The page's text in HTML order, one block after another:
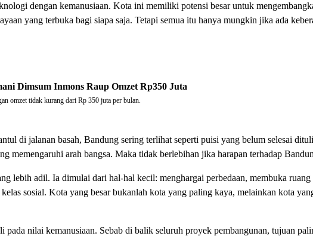
dengan kemanusiaan. Kota ini memiliki potensi besar untuk
yang terbuka bagi siapa saja. Tetapi semua itu hanya mungkin jika ada
Dimsum Inmons Raup Omzet Rp350 Juta
omzet tidak kurang dari Rp 350 juta per bulan.
di jalanan basah, Bandung sering terlihat seperti puisi yang belum selesai
memengaruhi arah bangsa. Maka tidak berlebihan jika harapan terhadap
lebih adil. Ia dimulai dari hal-hal kecil: menghargai perbedaan, membuka
sosial. Kota yang besar bukanlah kota yang paling kaya, melainkan kota
nilai kemanusiaan. Sebab di balik seluruh proyek pembangunan, tujuan